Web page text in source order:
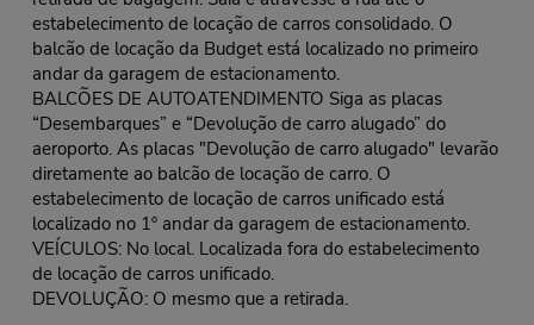
estabelecimento de locação de carros consolidado. O
balcão de locação da Budget está localizado no primeiro
andar da garagem de estacionamento.
BALCÕES DE AUTOATENDIMENTO Siga as placas
“Desembarques” e “Devolução de carro alugado” do
aeroporto. As placas "Devolução de carro alugado" levarão
diretamente ao balcão de locação de carro. O
estabelecimento de locação de carros unificado está
localizado no 1º andar da garagem de estacionamento.
VEÍCULOS: No local. Localizada fora do estabelecimento
de locação de carros unificado.
DEVOLUÇÃO: O mesmo que a retirada.